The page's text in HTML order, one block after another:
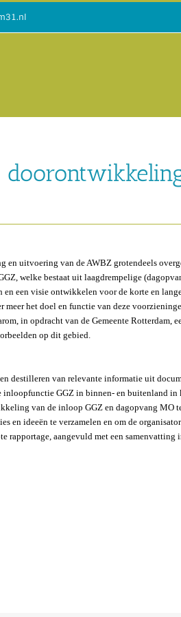
en uitvoering van de AWBZ grotendeels
welke bestaat uit laagdrempelige
een visie ontwikkelen voor de korte en
meer het doel en functie van deze
in opdracht van de Gemeente
op dit gebied.
destilleren van relevante informatie uit
GGZ in binnen- en buitenland in
van de inloop GGZ en dagopvang MO
en ideeën te verzamelen en om de
rapportage, aangevuld met een samenvatting